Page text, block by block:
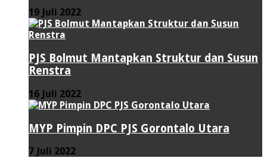
19 Juli 2022
PJS Bolmut Mantapkan Struktur dan Susun
Renstra
16 Juli 2022
MYP Pimpin DPC PJS Gorontalo Utara
7 Juli 2022